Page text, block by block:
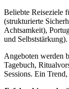
Beliebte Reiseziele
(strukturierte
Achtsamkeit),
und Selbststärkung).
Angeboten werden
Tagebuch,
Sessions. Ein